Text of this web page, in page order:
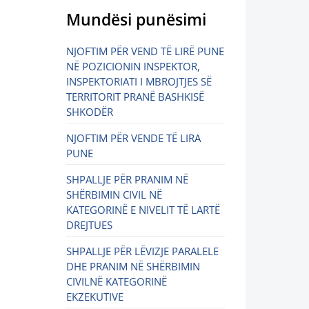
Mundësi punësimi
NJOFTIM PËR VEND TË LIRË PUNE
NË POZICIONIN INSPEKTOR,
INSPEKTORIATI I MBROJTJES SË
TERRITORIT PRANË BASHKISË
SHKODËR
NJOFTIM PËR VENDE TË LIRA
PUNE
SHPALLJE PËR PRANIM NË
SHËRBIMIN CIVIL NË
KATEGORINË E NIVELIT TË LARTË
DREJTUES
SHPALLJE PËR LËVIZJE PARALELE
DHE PRANIM NË SHËRBIMIN
CIVILNË KATEGORINË
EKZEKUTIVE